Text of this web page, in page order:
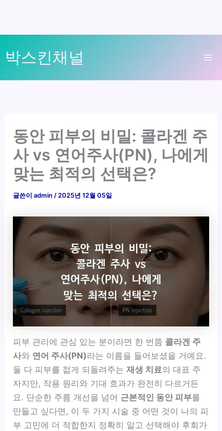
텐
로
박스킨채널
동안 피부의 비밀: 콜라겐 주
사 vs 연어주사(PN), 나에게
맞는 최적의 선택은?
글쓴이admin / 2025년 12월 05일
피부 관리에 관심 있는 분이라면 한 번쯤 콜라겐 주
사와 연어 주사(PN)라는 이름을 들어보셨을 거예요.
둘 다 피부를 젊게 되돌려주는재생 치료의 대표 주
자지만, 작용 원리와 기대 효과가 완전히 다르거든
요. 단순한 주름 개선을 넘어 근본적인 동안 피부를
만들고 싶다면, 이 두 가지 시술 중 어떤 것이 나의 피
부 고민에 더 적합한지 정확히 알고 선택해야 후회가